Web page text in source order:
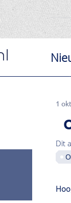
1
Dit